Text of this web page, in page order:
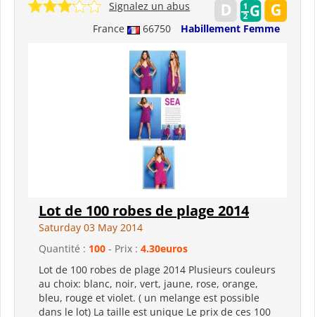
France 66750 Habillement Femme
Signalez un abus
Lot de 100 robes de plage 2014
Saturday 03 May 2014
Quantité : 100 - Prix : 4.30euros
Lot de 100 robes de plage 2014 Plusieurs couleurs
au choix: blanc, noir, vert, jaune, rose, orange,
bleu, rouge et violet. ( un melange est possible
dans le lot) La taille est unique Le prix de ces 100